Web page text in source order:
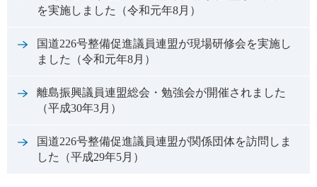
を実施しました（令和元年8月）
国道226号整備促進議員連盟が現場研修会を実施し
ました（令和元年8月）
離島振興議員連盟総会・勉強会が開催されました
（平成30年3月）
国道226号整備促進議員連盟が関係団体を訪問しま
した（平成29年5月）